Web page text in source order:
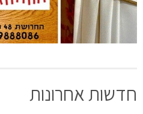
חדשות אחרונות